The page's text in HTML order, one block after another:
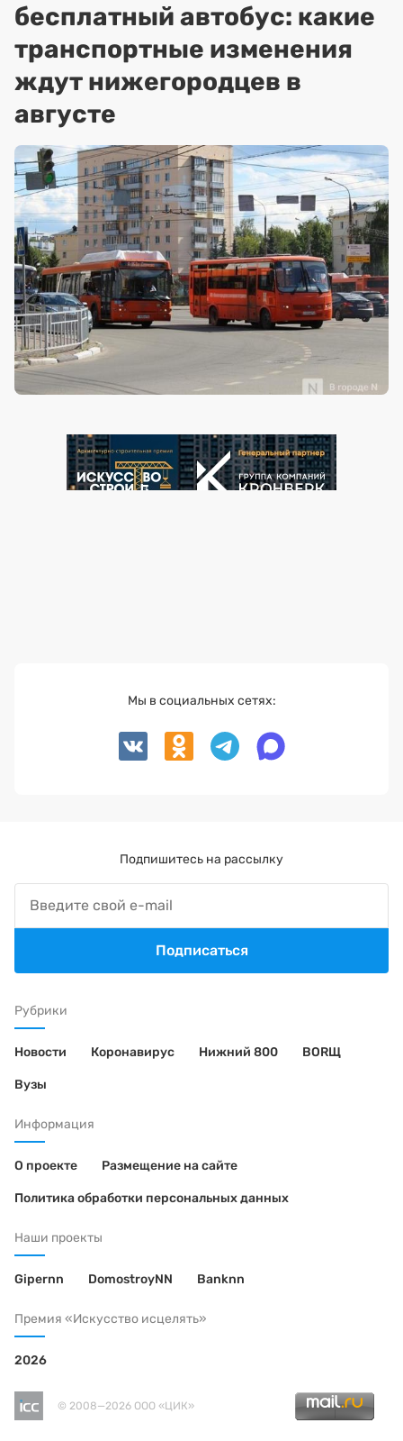
бесплатный автобус: какие
транспортные изменения
ждут нижегородцев в
августе
Рубрики
Новости Коронавирус Нижний 800 BORЩ
Вузы
Информация
О проекте Размещение на сайте
Политика обработки персональных данных
Наши проекты
Gipernn DomostroyNN Banknn
Премия «Искусство исцелять»
2026
© 2008—2026 ООО «ЦИК»
Мы в социальных сетях:
Подпишитесь на рассылку
Подписаться